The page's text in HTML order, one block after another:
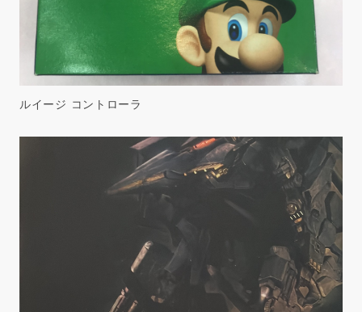
ルイージ コントローラ